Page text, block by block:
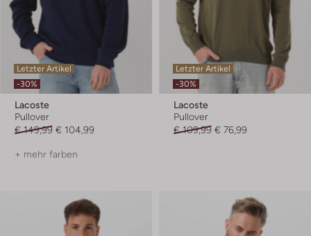
Letzter Artikel
-30%
Lacoste
Pullover
€ 149,99 € 104,99
+ mehr farben
Letzter Artikel
-30%
Lacoste
Pullover
€ 109,99 € 76,99